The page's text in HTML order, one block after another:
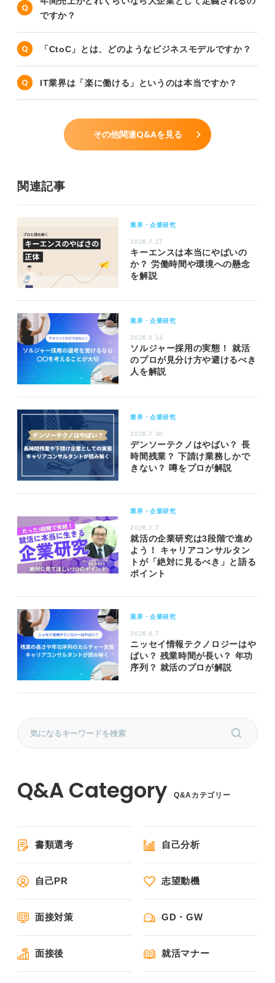
ですか？
「CtoC」とは、どのようなビジネスモデルですか？
IT業界は「楽に働ける」というのは本当ですか？
その他関連Q&Aを見る
関連記事
業界・企業研究
2026.7.27
キーエンスは本当にやばいの
か？ 労働時間や環境への懸念
を解説
業界・企業研究
2026.5.14
ソルジャー採用の実態！ 就活
のプロが見分け方や避けるべき
人を解説
業界・企業研究
2026.7.30
デンソーテクノはやばい？ 長
時間残業？ 下請け業務しかで
きない？ 噂をプロが解説
業界・企業研究
2026.7.7
就活の企業研究は3段階で進め
よう！ キャリアコンサルタン
トが「絶対に見るべき」と語る
ポイント
業界・企業研究
2026.8.7
ニッセイ情報テクノロジーはや
ばい？ 残業時間が長い？ 年功
序列？ 就活のプロが解説
Q&Aカテゴリー
書類選考 自己分析
自己PR 志望動機
面接対策 GD・GW
面接後 就活マナー